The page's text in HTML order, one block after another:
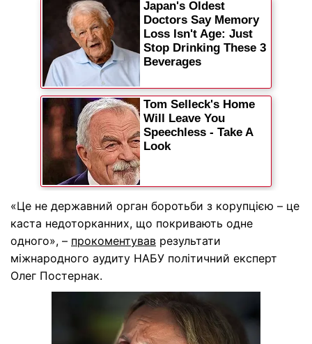
«Це не державний орган боротьби з корупцією – це
каста недоторканних, що покривають одне
одного», – прокоментував результати
міжнародного аудиту НАБУ політичний експерт
Олег Постернак.